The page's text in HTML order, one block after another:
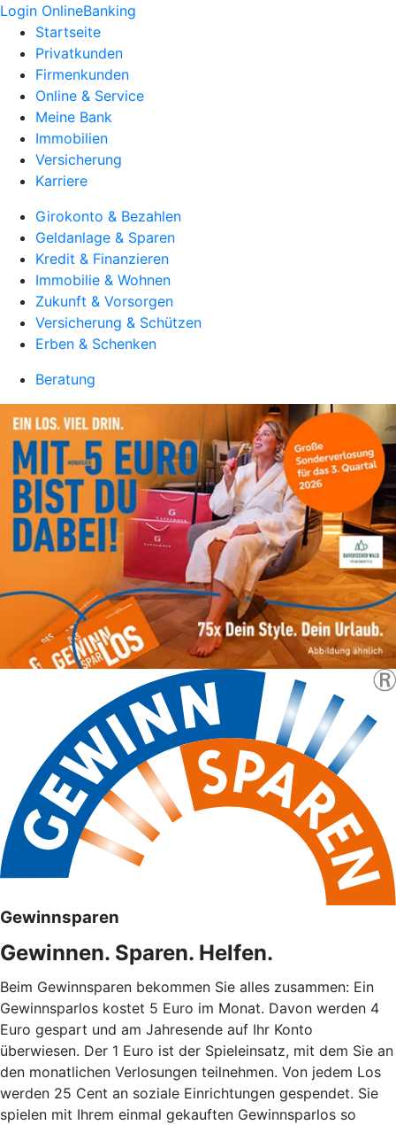
Login OnlineBanking
Startseite
Privatkunden
Firmenkunden
Online & Service
Meine Bank
Immobilien
Versicherung
Karriere
Girokonto & Bezahlen
Geldanlage & Sparen
Kredit & Finanzieren
Immobilie & Wohnen
Zukunft & Vorsorgen
Versicherung & Schützen
Erben & Schenken
Beratung
Gewinnsparen
Gewinnen. Sparen. Helfen.
Beim Gewinnsparen bekommen Sie alles zusammen: Ein
Gewinnsparlos kostet 5 Euro im Monat. Davon werden 4
Euro gespart und am Jahresende auf Ihr Konto
überwiesen. Der 1 Euro ist der Spieleinsatz, mit dem Sie an
den monatlichen Verlosungen teilnehmen. Von jedem Los
werden 25 Cent an soziale Einrichtungen gespendet. Sie
spielen mit Ihrem einmal gekauften Gewinnsparlos so